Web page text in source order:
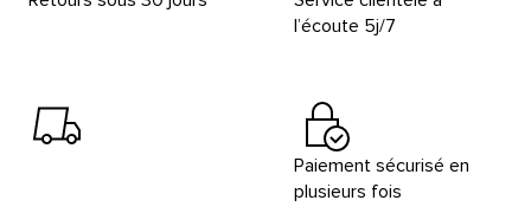
l’écoute 5j/7
Paiement sécurisé en
plusieurs fois